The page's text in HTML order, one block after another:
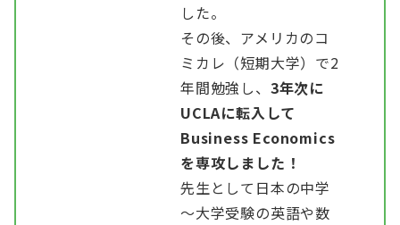
した。
その後、アメリカのコ
ミカレ（短期大学）で2
年間勉強し、 3年次に
UCLAに転入して
Business Economics
を専攻しました！
先生として日本の中学
～大学受験の英語や数